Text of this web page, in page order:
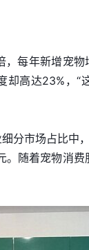
每年新增宠
高达23%，“
分市场占比中
随着宠物消